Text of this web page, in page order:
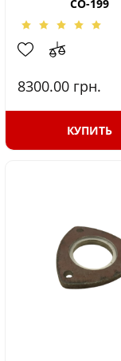
СО-199
8300.00 грн.
КУПИТЬ